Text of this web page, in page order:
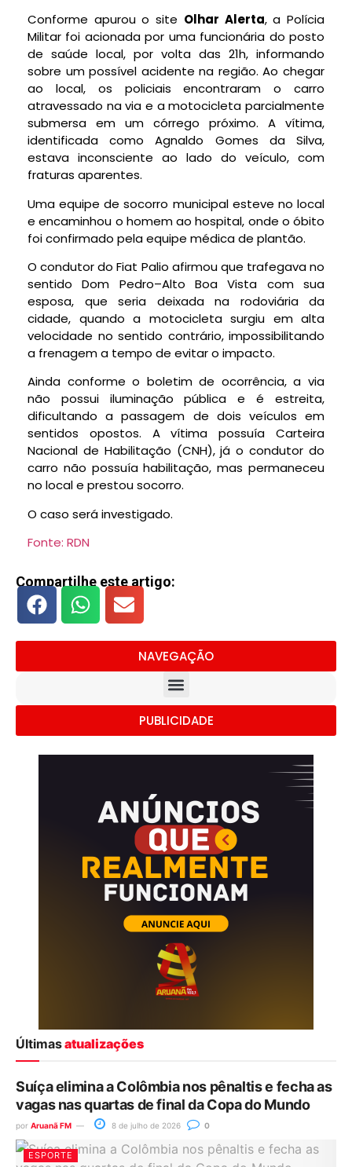
Conforme apurou o site Olhar Alerta, a Polícia
Militar foi acionada por uma funcionária do posto
de saúde local, por volta das 21h, informando
sobre um possível acidente na região. Ao chegar
ao local, os policiais encontraram o carro
atravessado na via e a motocicleta parcialmente
submersa em um córrego próximo. A vítima,
identificada como Agnaldo Gomes da Silva,
estava inconsciente ao lado do veículo, com
fraturas aparentes.
Uma equipe de socorro municipal esteve no local
e encaminhou o homem ao hospital, onde o óbito
foi confirmado pela equipe médica de plantão.
O condutor do Fiat Palio afirmou que trafegava no
sentido Dom Pedro–Alto Boa Vista com sua
esposa, que seria deixada na rodoviária da
cidade, quando a motocicleta surgiu em alta
velocidade no sentido contrário, impossibilitando
a frenagem a tempo de evitar o impacto.
Ainda conforme o boletim de ocorrência, a via
não possui iluminação pública e é estreita,
dificultando a passagem de dois veículos em
sentidos opostos. A vítima possuía Carteira
Nacional de Habilitação (CNH), já o condutor do
carro não possuía habilitação, mas permaneceu
no local e prestou socorro.
O caso será investigado.
Fonte: RDN
Compartilhe este artigo:
NAVEGAÇÃO
PUBLICIDADE
Últimasatualizações
Suíça elimina a Colômbia nos pênaltis e fecha as
vagas nas quartas de final da Copa do Mundo
por Aruanã FM 8 de julho de 2026 0
ESPORTE